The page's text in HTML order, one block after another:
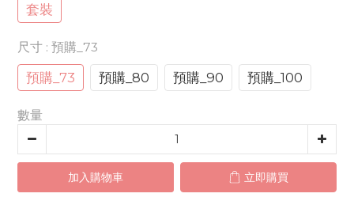
套裝
尺寸 : 預購_73
預購_73 預購_80 預購_90 預購_100
數量
加入購物車 立即購買